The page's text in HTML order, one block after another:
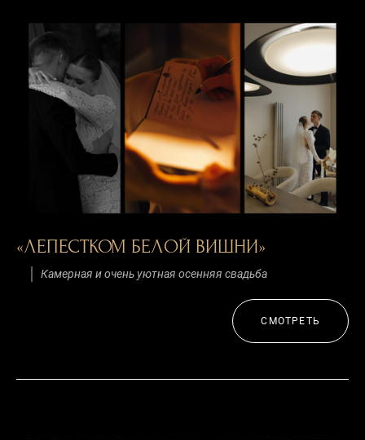
«ЛЕПЕСТКОМ БЕЛОЙ ВИШНИ»
Камерная и очень уютная осенняя свадьба
СМОТРЕТЬ